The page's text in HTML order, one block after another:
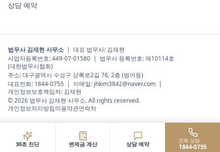
상담 예약
법무사 김재현 사무소 | 대표 법무사: 김재현
사업자등록번호:449-07-01580 | 법무사 등록번호:제10114호
(대한법무사협회)
주소:대구광역시 수성구 상록로2길 76, 2층 (범어동)
대표전화: 1844-0755 | 이메일: jhkim3842@naver.com |
개인정보보호책임자: 김재현
©2026 법무사 김재현 사무소. All rights reserved.
개인정보처리방침이용약관연락처
30초 진단 변제금 계산 상담 예약 전화 상담
1844-0755